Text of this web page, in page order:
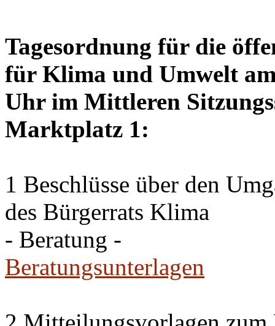
Tagesordnung für die
für Klima und Umwelt
Uhr im Mittleren
Marktplatz 1:
1 Beschlüsse über den
des Bürgerrats Klima
- Beratung -
Beratungsunterlagen